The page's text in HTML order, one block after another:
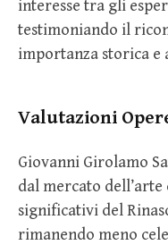
interesse tra gli
testimoniando il
importanza storica e
Valutazioni
Giovanni Girolamo
dal mercato
significativi del
rimanendo meno